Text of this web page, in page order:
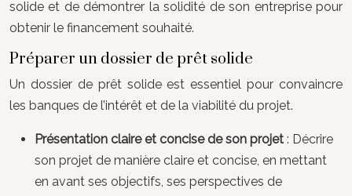
solide et de démontrer la solidité de son entreprise pour
obtenir le financement souhaité.
Préparer un dossier de prêt solide
Un dossier de prêt solide est essentiel pour convaincre
les banques de l’intérêt et de la viabilité du projet.
Présentation claire et concise de son projet : Décrire
son projet de manière claire et concise, en mettant
en avant ses objectifs, ses perspectives de